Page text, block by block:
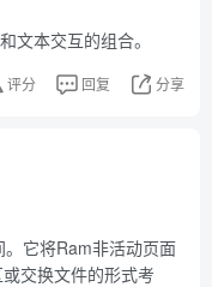
文本交互的组合。
评分 回复 分享
它将Ram非活动页面
交换文件的形式考